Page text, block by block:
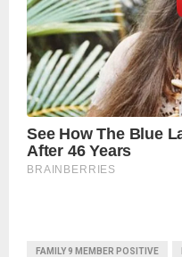
FAMILY 9 MEMBER POSITIVE